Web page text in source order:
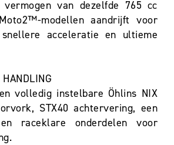
vermogen van dezelfde 765 cc
modellen aandrijft voor
snellere acceleratie en ultieme
volledig instelbare Öhlins NIX
STX40 achtervering, een
raceklare onderdelen voor